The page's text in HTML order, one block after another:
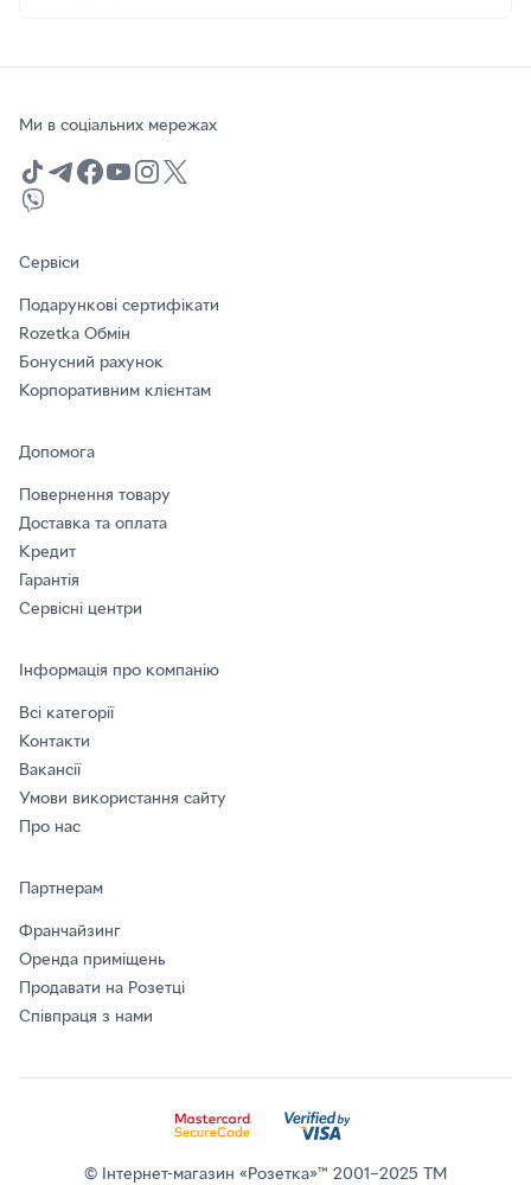
Ми в соціальних мережах
Сервіси
Подарункові сертифікати
Rozetka Обмін
Бонусний рахунок
Корпоративним клієнтам
Допомога
Повернення товару
Доставка та оплата
Кредит
Гарантія
Сервісні центри
Інформація про компанію
Всі категорії
Контакти
Вакансії
Умови використання сайту
Про нас
Партнерам
Франчайзинг
Оренда приміщень
Продавати на Розетці
Співпраця з нами
© Інтернет-магазин «Розетка»™ 2001–2025 ТМ